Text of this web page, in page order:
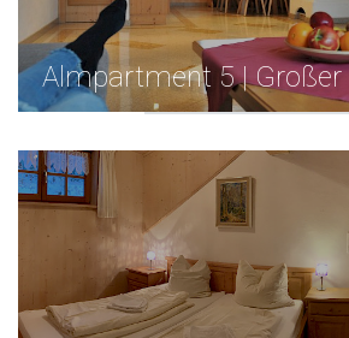
Almpartment 5 | Großer